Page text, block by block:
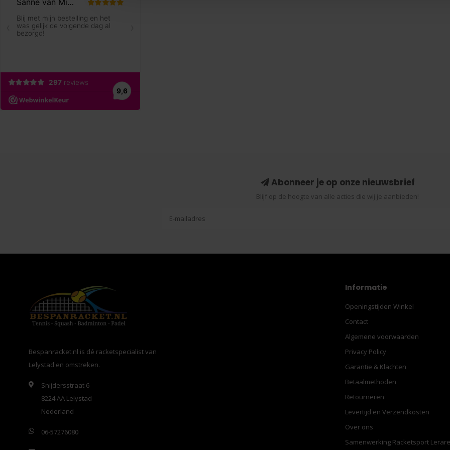
Abonneer je op onze nieuwsbrief
Blijf op de hoogte van alle acties die wij je aanbieden!
Bespanracket.nl is dé racketspecialist van
Lelystad en omstreken.
Snijdersstraat 6
8224 AA Lelystad
Nederland
06-57276080
Informatie
Openingstijden Winkel
Contact
Algemene voorwaarden
Privacy Policy
Garantie & Klachten
Betaalmethoden
Retourneren
Levertijd en Verzendkosten
Over ons
Samenwerking Racketsport